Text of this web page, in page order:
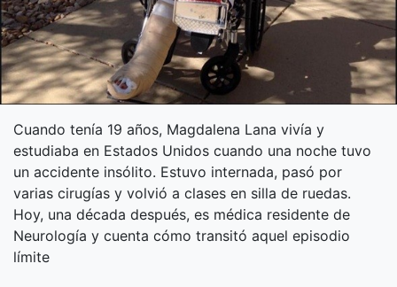
Cuando tenía 19 años, Magdalena Lana vivía y
estudiaba en Estados Unidos cuando una noche tuvo
un accidente insólito. Estuvo internada, pasó por
varias cirugías y volvió a clases en silla de ruedas.
Hoy, una década después, es médica residente de
Neurología y cuenta cómo transitó aquel episodio
límite